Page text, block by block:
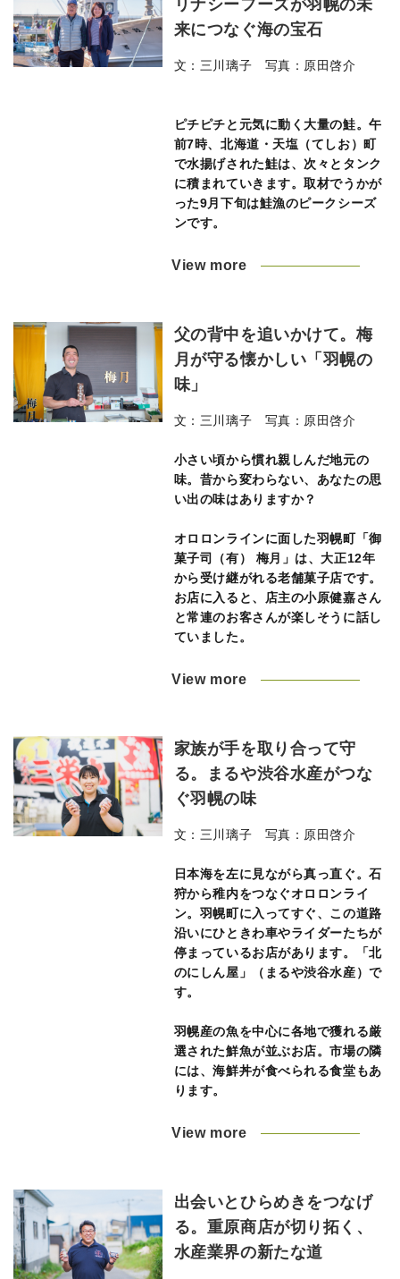
リナシーフーズが羽幌の未
来につなぐ海の宝石
文：三川璃子 写真：原田啓介
ピチピチと元気に動く大量の鮭。午
前7時、北海道・天塩（てしお）町
で水揚げされた鮭は、次々とタンク
に積まれていきます。取材でうかが
った9月下旬は鮭漁のピークシーズ
ンです。
View more
父の背中を追いかけて。梅
月が守る懐かしい「羽幌の
味」
文：三川璃子 写真：原田啓介
小さい頃から慣れ親しんだ地元の
味。昔から変わらない、あなたの思
い出の味はありますか？
オロロンラインに面した羽幌町「御
菓子司（有） 梅月」 は、大正12年
から受け継がれる老舗菓子店です。
お店に入ると、店主の小原健嘉さん
と常連のお客さんが楽しそうに話し
ていました。
View more
家族が手を取り合って守
る。まるや渋谷水産がつな
ぐ羽幌の味
文：三川璃子 写真：原田啓介
日本海を左に見ながら真っ直ぐ。石
狩から稚内をつなぐオロロンライ
ン。羽幌町に入ってすぐ、この道路
沿いにひときわ車やライダーたちが
停まっているお店があります。「北
のにしん屋」（まるや渋谷水産）で
す。
羽幌産の魚を中心に各地で獲れる厳
選された鮮魚が並ぶお店。市場の隣
には、海鮮丼が食べられる食堂もあ
ります。
View more
出会いとひらめきをつなげ
る。重原商店が切り拓く、
水産業界の新たな道